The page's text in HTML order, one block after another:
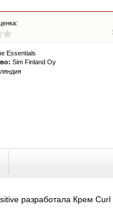
Essentials
Sim Finland Oy
разработала Крем Curl